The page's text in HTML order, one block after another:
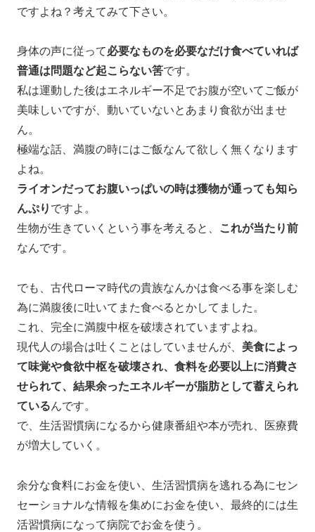
ですよね？考えてみて下さい。
身体の声に従って必要なものを必要なだけ食べていれば
普通は問題など起こらない筈です。
私は運動した後はエネルギー不足でお腹が空いてご飯が
美味しいですが、動いていないとあまり食欲が出ませ
ん。
極端な話、満腹の時にはご飯なんて欲しく無くなります
よね。
ライオンだってお腹いっぱいの時は獲物が通っても知ら
んぷり ですよ。
生物が生きていくという事を考えると、
これが当たり前
なんです。
でも、古代ローマ時代の貴族なんかは食べる事を楽しむ
為に満腹後に吐いてまた食べるとかしてました。
これ、完全に満腹中枢を破壊されていますよね。
現代人の場合は吐くことはしていませんが、 美食によっ
て味覚や食欲中枢を破壊され、食料を必要以上に消費さ
せられて、結果余ったエネルギーが脂肪として蓄えられ
ているんです。
で、生活習慣病になるから健康番組や本が売れ、医療費
が増大していく。
余分な食料にお金を使い、生活習慣病を逃れる為にセン
セーショナルな情報を集めにお金を使い、最終的には生
活習慣病になって病院でお金を使う。